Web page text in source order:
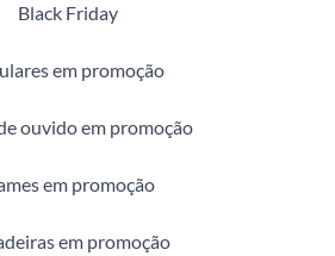
Black Friday
em promoção
ouvido em promoção
em promoção
em promoção